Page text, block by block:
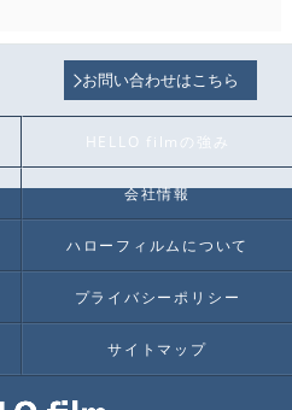
お問い合わせはこちら
HELLO filmの強み
会社情報
ハローフィルムについて
プライバシーポリシー
サイトマップ